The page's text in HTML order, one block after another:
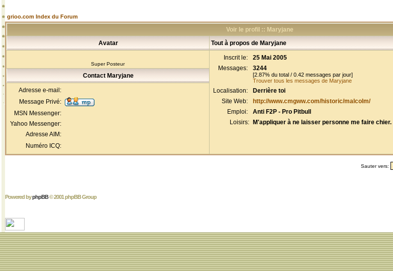
grioo.com Index du Forum
Voir le profil :: Maryjane
Avatar
Tout à propos de Maryjane
Super Posteur
Inscrit le:
25 Mai 2005
Messages:
3244
[2.87% du total / 0.42 messages par jour]
Trouver tous les messages de Maryjane
Localisation:
Derrière toi
Site Web:
http://www.cmgww.com/historic/malcolm/
Emploi:
Anti F2P - Pro Pitbull
Loisirs:
M'appliquer à ne laisser personne me faire chier.
Contact Maryjane
Adresse e-mail:
Message Privé:
MSN Messenger:
Yahoo Messenger:
Adresse AIM:
Numéro ICQ:
Sauter vers:
Powered byphpBB© 2001 phpBB Group